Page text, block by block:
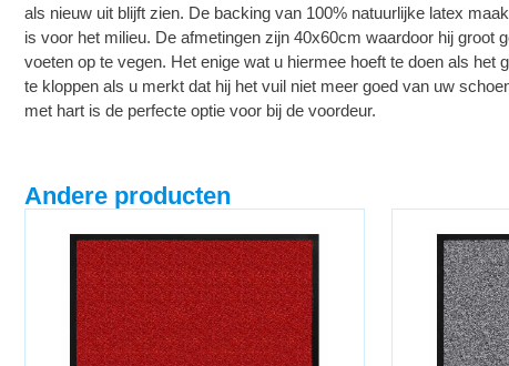
als nieuw uit blijft zien. De backing van 100% natuurlijke latex
is voor het milieu. De afmetingen zijn 40x60cm waardoor hij groot
voeten op te vegen. Het enige wat u hiermee hoeft te doen als het
te kloppen als u merkt dat hij het vuil niet meer goed van uw
met hart is de perfecte optie voor bij de voordeur.
Andere producten